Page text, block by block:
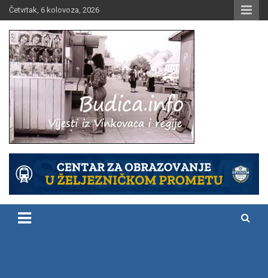
Skip
to
content
Četvrtak, 6 kolovoza, 2026
Budica.info